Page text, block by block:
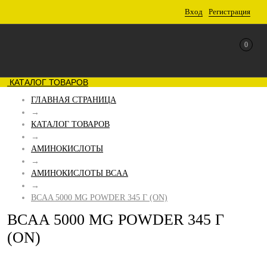
Вход Регистрация
0
КАТАЛОГ ТОВАРОВ
ГЛАВНАЯ СТРАНИЦА
→
КАТАЛОГ ТОВАРОВ
→
АМИНОКИСЛОТЫ
→
АМИНОКИСЛОТЫ BCAA
→
BCAA 5000 MG POWDER 345 Г (ON)
BCAA 5000 MG POWDER 345 Г
(ON)